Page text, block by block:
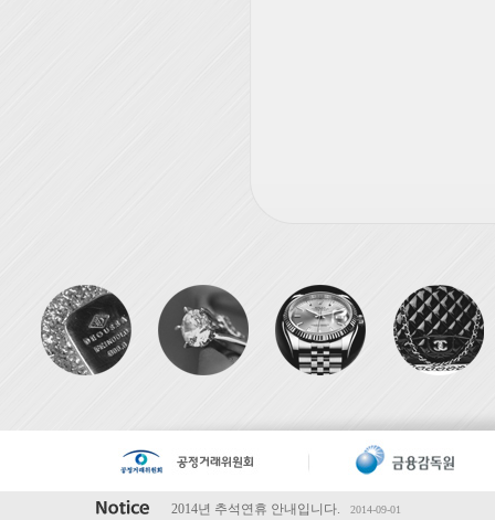
2014년 하계휴가 안내입니다. 2014-07-28